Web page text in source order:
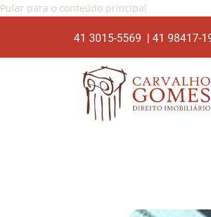
Pular para o conteúdo principal
41 3015-5569 | 41 98417-